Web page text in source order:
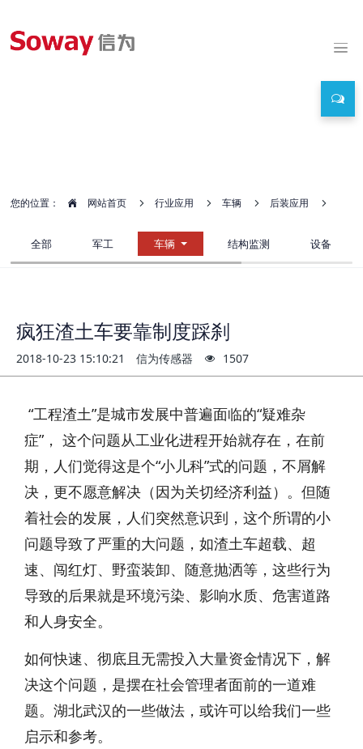
您的位置： 网站首页 行业应用 车辆 后装应用
全部 军工 车辆 结构监测 设备
疯狂渣土车要靠制度踩刹
2018-10-23 15:10:21 信为传感器 1507
“工程渣土”是城市发展中普遍面临的“疑难杂
症”， 这个问题从工业化进程开始就存在，在前
期，人们觉得这是个“小儿科”式的问题，不屑解
决，更不愿意解决（因为关切经济利益）。但随
着社会的发展，人们突然意识到，这个所谓的小
问题导致了严重的大问题，如渣土车超载、超
速、闯红灯、野蛮装卸、随意抛洒等，这些行为
导致的后果就是环境污染、影响水质、危害道路
和人身安全。
如何快速、彻底且无需投入大量资金情况下，解
决这个问题，是摆在社会管理者面前的一道难
题。湖北武汉的一些做法，或许可以给我们一些
启示和参考。